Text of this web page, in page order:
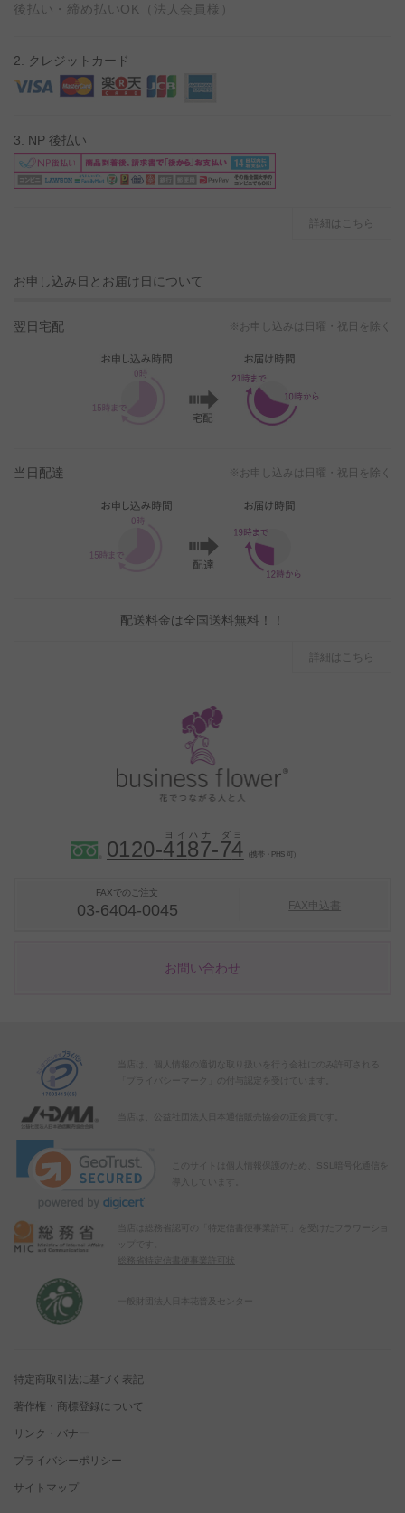
後払い・締め払いOK（法人会員様）
2. クレジットカード
3. NP 後払い
詳細はこちら
お申し込み日とお届け日について
翌日宅配 ※お申し込みは日曜・祝日を除く
当日配達 ※お申し込みは日曜・祝日を除く
配送料金は全国送料無料！！
詳細はこちら
0120-4187-74 （携帯・PHS 可）
FAXでのご注文
03-6404-0045 FAX申込書
お問い合わせ
当店は、個人情報の適切な取り扱いを行う会社にのみ許可される
「プライバシーマーク」の付与認定を受けています。
当店は、公益社団法人日本通信販売協会の正会員です。
このサイトは個人情報保護のため、SSL暗号化通信を
導入しています。
当店は総務省認可の「特定信書便事業許可」を受けたフラワーショ
総務省特定信書便事業許可状
特定商取引法に基づく表記
著作権・商標登録について
リンク・バナー
プライバシーポリシー
サイトマップ